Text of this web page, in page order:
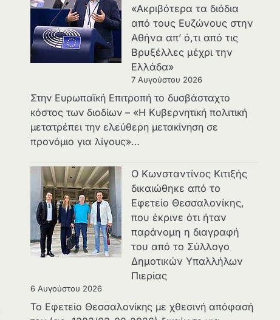
«Ακριβότερα τα διόδια
από τους Ευζώνους στην
Αθήνα απ’ ό,τι από τις
Βρυξέλλες μέχρι την
Ελλάδα»
7 Αυγούστου 2026
Στην Ευρωπαϊκή Επιτροπή το δυσβάσταχτο
κόστος των διοδίων – «Η Κυβερνητική πολιτική
μετατρέπει την ελεύθερη μετακίνηση σε
προνόμιο για λίγους»…
Ο Κωνσταντίνος Κιτιξής
δικαιώθηκε από το
Εφετείο Θεσσαλονίκης,
που έκρινε ότι ήταν
παράνομη η διαγραφή
του από το Σύλλογο
Δημοτικών Υπαλλήλων
Πιερίας
6 Αυγούστου 2026
Το Εφετείο Θεσσαλονίκης με χθεσινή απόφασή